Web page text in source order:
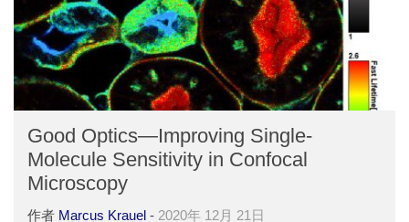
Good Optics—Improving Single-
Molecule Sensitivity in Confocal
Microscopy
作者 Marcus Krauel - 2020年 12月 21日